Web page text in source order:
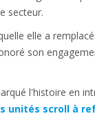
secteur.
elle a
son
l'histoire en
unités scroll à